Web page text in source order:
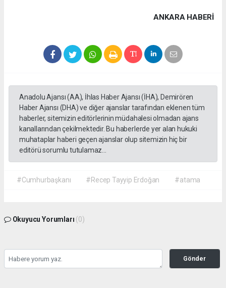
ANKARA HABERİ
Anadolu Ajansı (AA), İhlas Haber Ajansı (İHA), Demirören
Haber Ajansı (DHA) ve diğer ajanslar tarafından eklenen tüm
haberler, sitemizin editörlerinin müdahalesi olmadan ajans
kanallarından çekilmektedir. Bu haberlerde yer alan hukuki
muhataplar haberi geçen ajanslar olup sitemizin hiç bir
editörü sorumlu tutulamaz...
#Cumhurbaşkanı #Recep Tayyip Erdoğan #atama
Okuyucu Yorumları (0)
Gönder